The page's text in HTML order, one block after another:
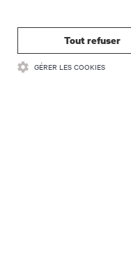
Tout refuser
GÉRER LES COOKIES